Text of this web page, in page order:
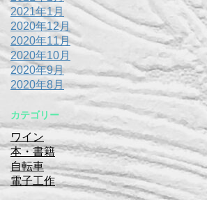
2021年1月
2020年12月
2020年11月
2020年10月
2020年9月
2020年8月
カテゴリー
ワイン
本・書籍
自転車
電子工作